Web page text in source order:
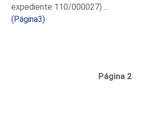
expediente 110/000027) ...
(Página3)
Página 2